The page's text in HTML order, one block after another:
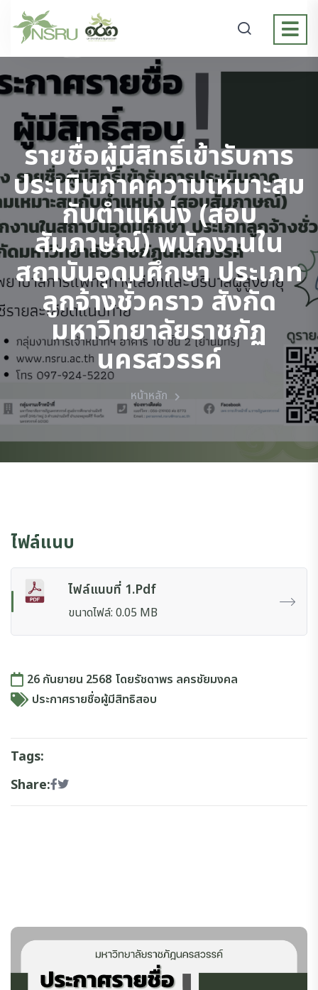
รายชื่อผู้มีสิทธิ์เข้ารับการ
ประเมินภาคความเหมาะสม
กับตำแหน่ง (สอบ
สัมภาษณ์) พนักงานใน
สถาบันอุดมศึกษา ประเภท
ลูกจ้างชั่วคราว สังกัด
มหาวิทยาลัยราชภัฏ
นครสวรรค์
หน้าหลัก
ไฟล์แนบ
ไฟล์แนบที่ 1.pdf
ขนาดไฟล์: 0.05 MB
26 กันยายน 2568 โดยรัชดาพร ลครชัยมงคล
ประกาศรายชื่อผู้มีสิทธิสอบ
Tags:
Share: